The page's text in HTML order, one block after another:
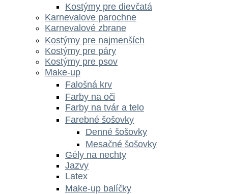
Kostýmy pre dievčatá
Karnevalove parochne
Karnevalové zbrane
Kostýmy pre najmenších
Kostýmy pre páry
Kostýmy pre psov
Make-up
Falošná krv
Farby na oči
Farby na tvár a telo
Farebné šošovky
Denné šošovky
Mesačné šošovky
Gély na nechty
Jazvy
Latex
Make-up balíčky